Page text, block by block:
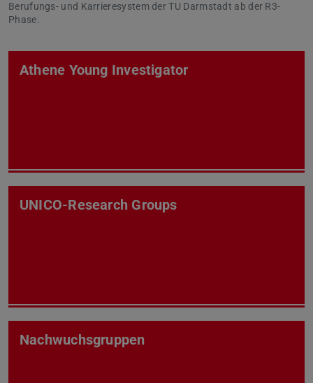
Berufungs- und Karrieresystem der TU Darmstadt ab der R3-
Phase.
Athene Young Investigator
UNICO-Research Groups
Nachwuchsgruppen